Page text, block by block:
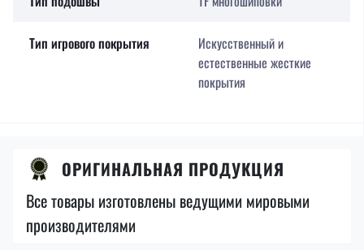
Тип игрового покрытия
Искусственный и
естественные жесткие
покрытия
ОРИГИНАЛЬНАЯ ПРОДУКЦИЯ
Все товары изготовлены ведущими мировыми
производителями